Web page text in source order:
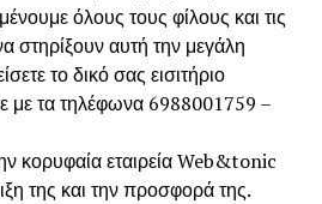
όλους τους φίλους και τις
στηρίξουν αυτή την μεγάλη
το δικό σας εισιτήριο
με τα τηλέφωνα 6988001759 –
κορυφαία εταιρεία Web&tonic
της και την προσφορά της.